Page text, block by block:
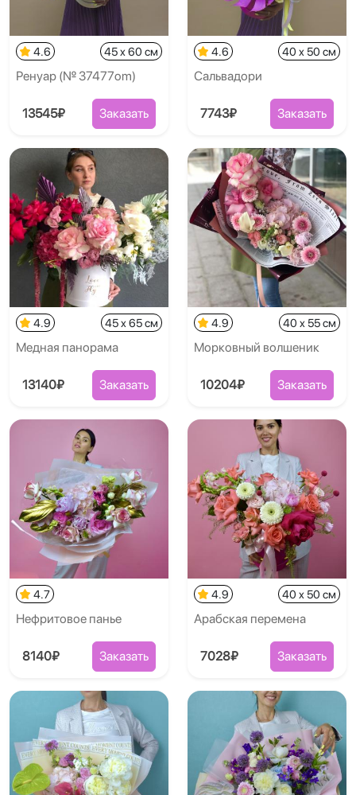
4.6 45 x 60 см
Ренуар (№ 37477om)
13545₽ Заказать
4.6 40 x 50 см
Сальвадори
7743₽ Заказать
4.9 45 x 65 см
Медная панорама
13140₽ Заказать
4.9 40 x 55 см
Морковный волшеник
10204₽ Заказать
4.7
Нефритовое панье
8140₽ Заказать
4.9 40 x 50 см
Арабская перемена
7028₽ Заказать